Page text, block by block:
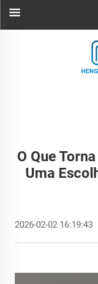
O Que
Uma
2026-02-02 16:19:43